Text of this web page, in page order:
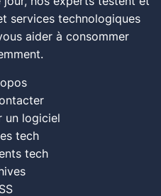
services technologiques
aider à consommer
un logiciel
tech
tech